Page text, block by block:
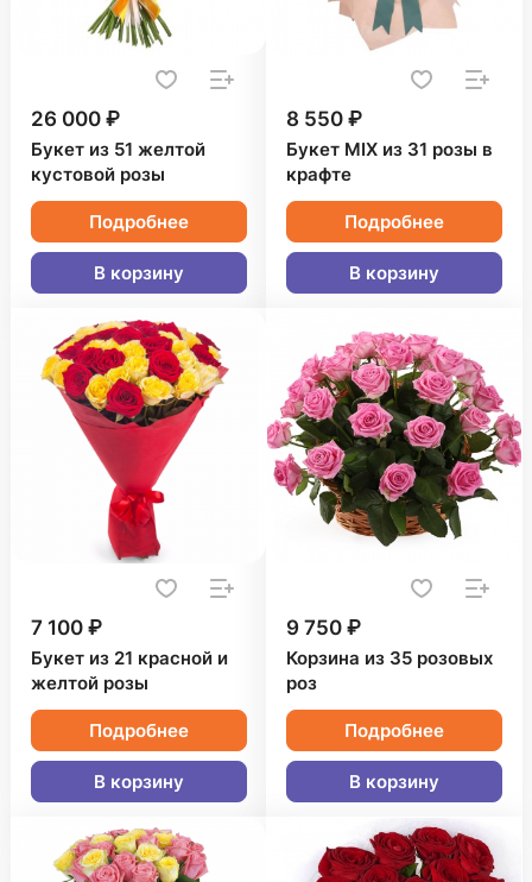
26 000 ₽
Букет из 51 желтой
кустовой розы
Подробнее
В корзину
8 550 ₽
Букет MIX из 31 розы в
крафте
Подробнее
В корзину
7 100 ₽
Букет из 21 красной и
желтой розы
Подробнее
В корзину
9 750 ₽
Корзина из 35 розовых
роз
Подробнее
В корзину